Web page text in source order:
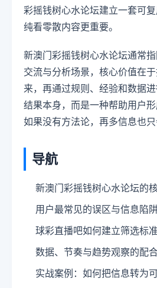
彩摇钱树心水论坛建立一套可
纯看零散内容更重要。
新澳门彩摇钱树心水论坛通常
交流与分析场景，核心价值在
来，再通过规则、经验和数据
结果本身，而是一种帮助用户形
如果没有方法论，再多信息也只
导航
新澳门彩摇钱树心水论坛的
用户最常见的误区与信息陷
球彩直播吧如何建立筛选标准
数据、节奏与趋势观察的配
实战案例：如何把信息转为